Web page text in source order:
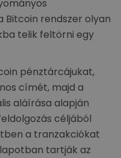
rendszer olyan
telik feltörni egy
pénztárcájukat,
címét, majd a
aláírása alapján
céljából
a tranzakciókat
tartják az